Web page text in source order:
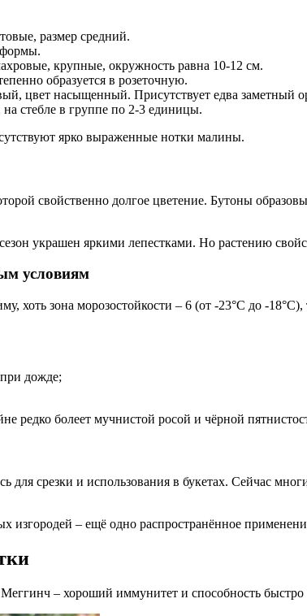
размер средний.
формы.
крупные, окружность равна 10-12 см.
образуется в розеточную.
цвет насыщенный. Присутствует едва заметный
стебле в группе по 2-3 единицы.
ярко выраженные нотки малины.
свойственно долгое цветение. Бутоны
украшен яркими лепестками. Но растению
условиям
хоть зона морозостойкости – 6 (от -23°C до -
дожде;
редко болеет мучнистой росой и чёрной
срезки и использования в букетах. Сейчас
– ещё одно распространённое
– хороший иммунитет и способность быстро